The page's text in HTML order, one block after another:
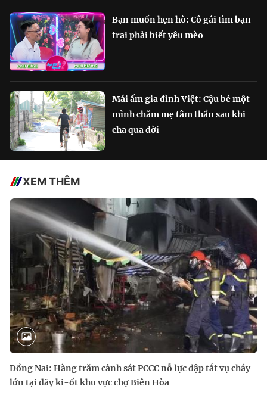
Bạn muốn hẹn hò: Cô gái tìm bạn
trai phải biết yêu mèo
Mái ấm gia đình Việt: Cậu bé một
mình chăm mẹ tâm thần sau khi
cha qua đời
XEM THÊM
Đồng Nai: Hàng trăm cảnh sát PCCC nỗ lực dập tắt vụ cháy
lớn tại dãy ki-ốt khu vực chợ Biên Hòa